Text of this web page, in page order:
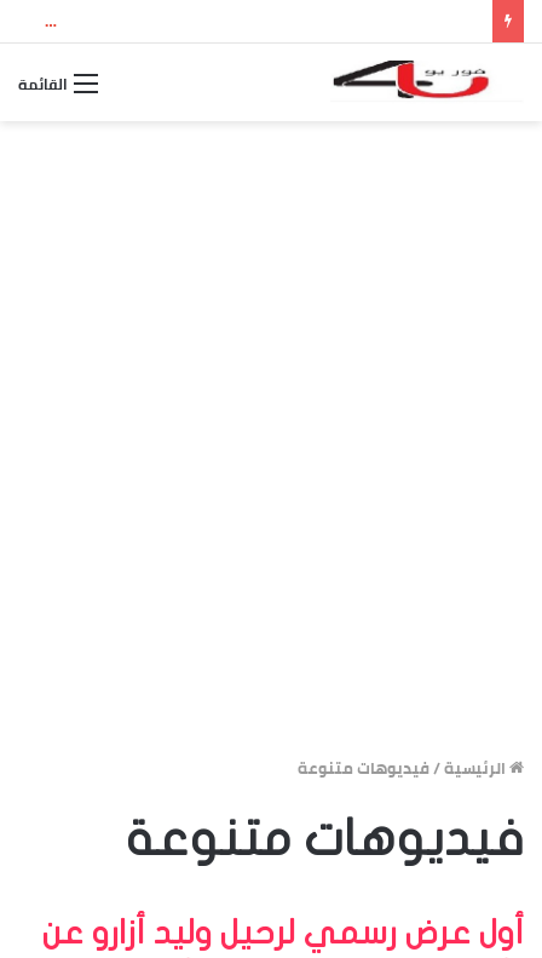
بث مباشر مباراة الأرجنتين وإسبانيا.. مشاهدة نهائي كأس العالم 2026 والقنوات الناقلة وموعد اللقاء
القائمة
الرئيسية/فيديوهات متنوعة
فيديوهات متنوعة
أول عرض رسمي لرحيل وليد أزارو عن